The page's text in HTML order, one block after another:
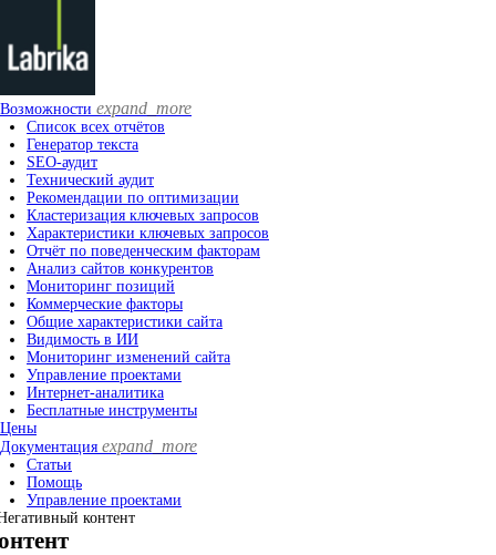
Возможности expand_more
Список всех отчётов
Генератор текста
SEO-аудит
Технический аудит
Рекомендации по оптимизации
Кластеризация ключевых запросов
Характеристики ключевых запросов
Отчёт по поведенческим факторам
Анализ сайтов конкурентов
Мониторинг позиций
Коммерческие факторы
Общие характеристики сайта
Видимость в ИИ
Мониторинг изменений сайта
Управление проектами
Интернет-аналитика
Бесплатные инструменты
Цены
Документация expand_more
Статьи
Помощь
Управление проектами
контент